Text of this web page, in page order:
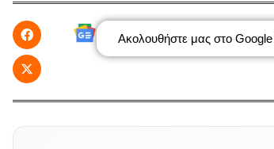
Ακολουθήστε μας στο